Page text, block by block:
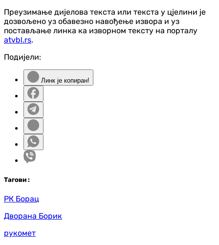
Преузимање дијелова текста или текста у цјелини је
дозвољено уз обавезно навођење извора и уз
постављање линка ка изворном тексту на порталу
atvbl.rs.
Подијели:
Линк је копиран!
Тагови :
РК Борац
Дворана Борик
рукомет